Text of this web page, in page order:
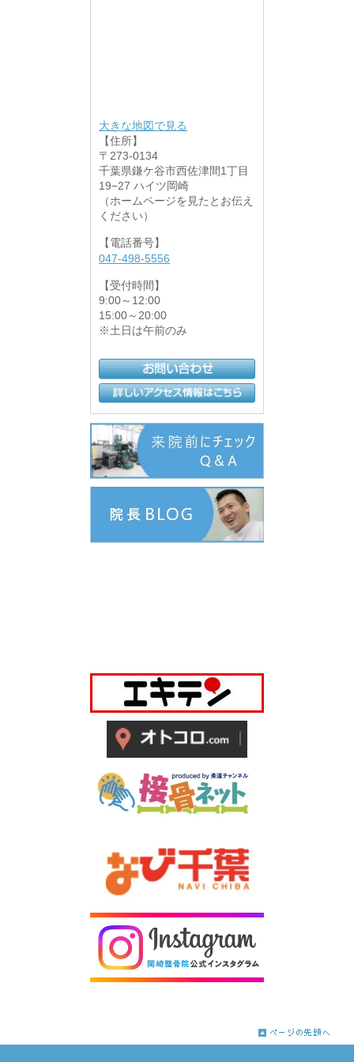
大きな地図で見る
【住所】
〒273-0134
千葉県鎌ケ谷市西佐津間1丁目
19−27 ハイツ岡崎
（ホームページを見たとお伝え
ください）
【電話番号】
047-498-5556
【受付時間】
9:00～12:00
15:00～20:00
※土日は午前のみ